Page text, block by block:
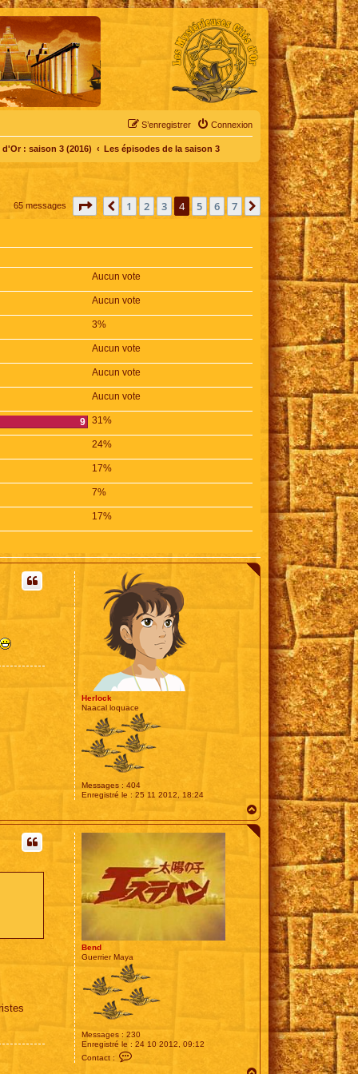
Connexion
S’enregistrer
: saison 3 (2016) Les épisodes de la saison 3
65 messages Page sur7
Précédente
1 2 3 4 5 6 7 Suivante
Aucun vote
Aucun vote
3%
Aucun vote
Aucun vote
Aucun vote
9 31%
24%
17%
7%
17%
Herlock
Naacal loquace
Messages : 404
Enregistré le : 25 11 2012, 18:24
a
u
Bend
Guerrier Maya
Messages : 230
Enregistré le : 24 10 2012, 09:12
Contact :